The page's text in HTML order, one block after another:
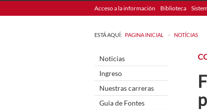
Acceso a la información Biblioteca
ESTÁ AQUÍ: PAGINA INICIAL > NOTÍCIAS
Noticias
Ingreso
Nuestras carreras
Guia de Fontes